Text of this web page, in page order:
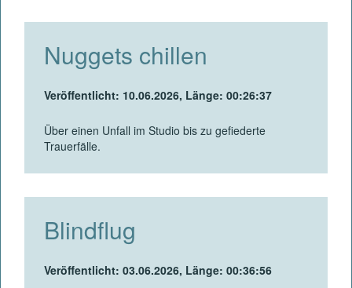
Nuggets chillen
Veröffentlicht: 10.06.2026, Länge: 00:26:37
Über einen Unfall im Studio bis zu gefiederte
Trauerfälle.
Blindflug
Veröffentlicht: 03.06.2026, Länge: 00:36:56